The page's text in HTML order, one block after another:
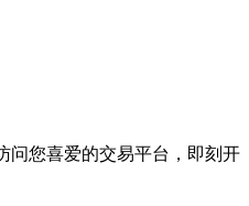
问您喜爱的交易平台，即刻开